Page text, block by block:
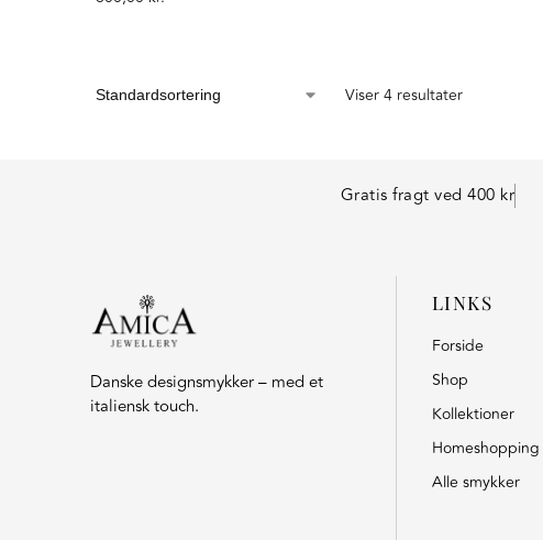
Viser 4 resultater
Gratis fragt ved 400 kr
Danske designsmykker – med et
italiensk touch.
LINKS
Forside
Shop
Kollektioner
Homeshopping
Alle smykker